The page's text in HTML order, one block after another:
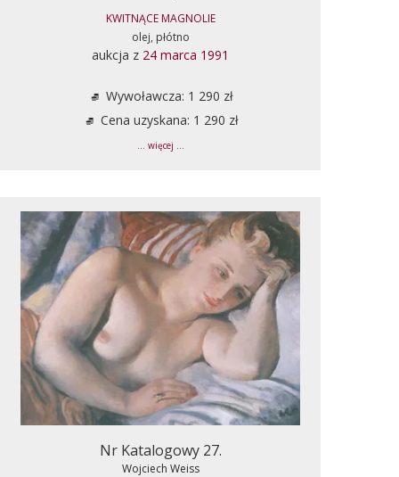
KWITNĄCE MAGNOLIE
olej, płótno
aukcja z 24 marca 1991
Wywoławcza: 1 290 zł
Cena uzyskana: 1 290 zł
... więcej ...
Nr Katalogowy 27.
Wojciech Weiss